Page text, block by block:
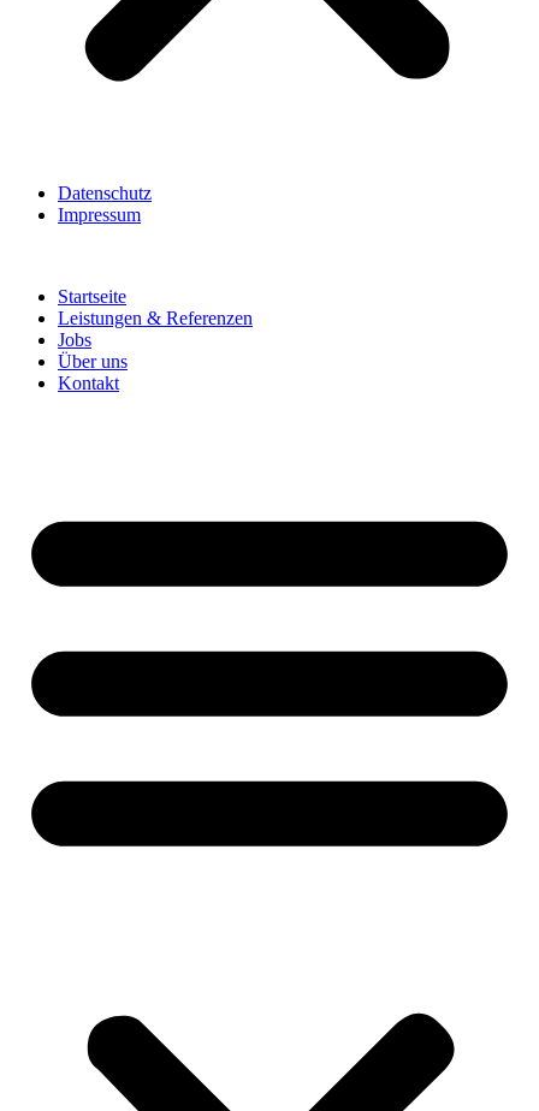
Datenschutz
Impressum
Startseite
Leistungen & Referenzen
Jobs
Über uns
Kontakt